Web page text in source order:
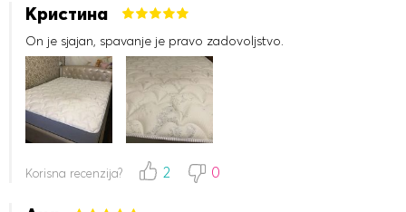
Кристина
On je sjajan, spavanje je pravo zadovoljstvo.
Korisna recenzija? 2 0